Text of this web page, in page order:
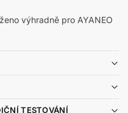
výhradně pro AYANEO
TESTOVÁNÍ